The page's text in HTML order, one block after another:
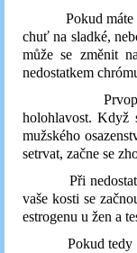
Pokud máte
chuť na sladké,
může se změnit
nedostatkem
Prvopočátky
holohlavost. Když
mužského
setrvat, začne se
Při nedostatku
vaše kosti se
estrogenu u žen a
Pokud tedy